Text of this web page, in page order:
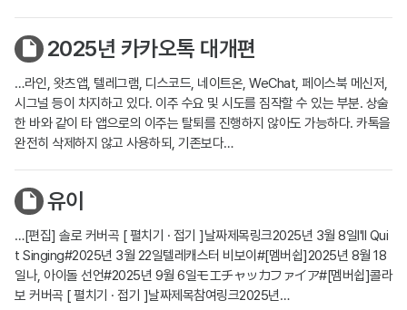
2025년 카카오톡 대개편
…라인, 왓츠앱, 텔레그램, 디스코드, 네이트온, WeChat, 페이스북 메신저,
시그널 등이 차지하고 있다. 이주 수요 및 시도를 짐작할 수 있는 부분. 상술
한 바와 같이 타 앱으로의 이주는 탈퇴를 진행하지 않아도 가능하다. 카톡을
완전히 삭제하지 않고 사용하되, 기존보다…
유이
…[편집] 솔로 커버곡 [ 펼치기 · 접기 ]날짜제목링크2025년 3월 8일I'll Qui
t Singing#2025년 3월 22일텔레캐스터 비보이#[멤버쉽]2025년 8월 18
일나, 아이돌 선언#2025년 9월 6일モエチャッカファイア#[멤버쉽]콜라
보 커버곡 [ 펼치기 · 접기 ]날짜제목참여링크2025년…